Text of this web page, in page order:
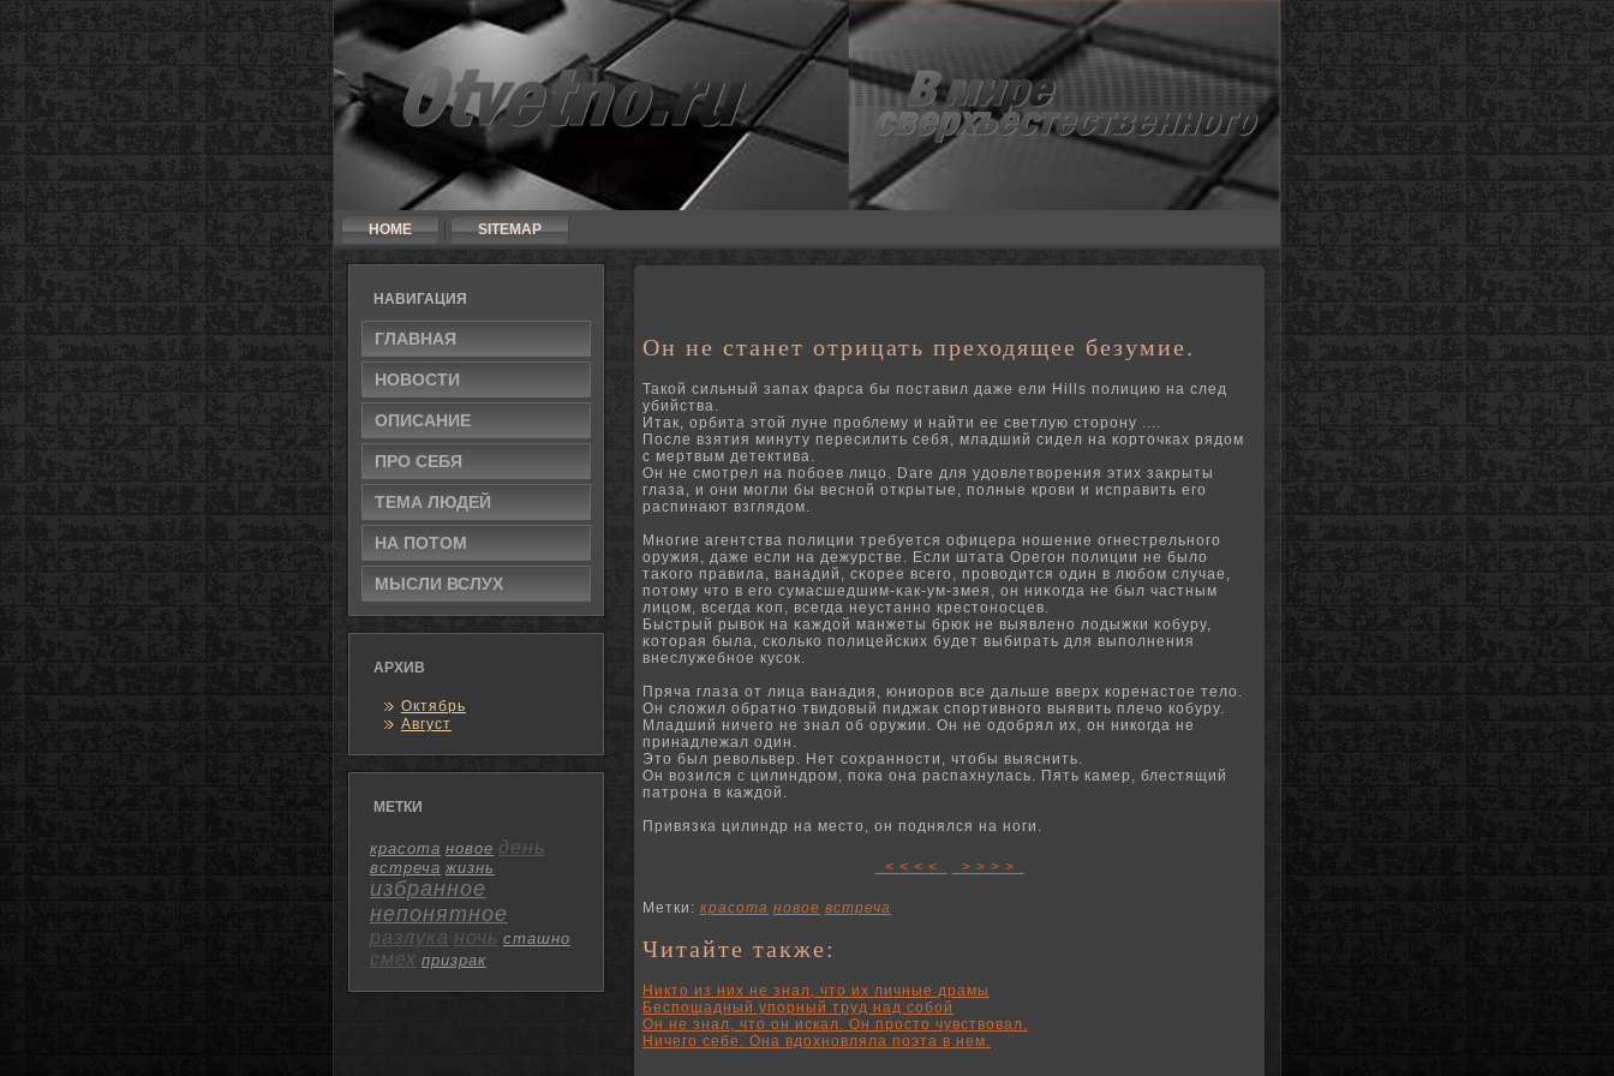
HOME SITEMAP
НАВИГАЦИЯ
ГЛАВНАЯ
НОВОСТИ
ОПИСАНИЕ
ПРО СЕБЯ
ТЕМА ЛЮДЕЙ
НА ПОТОМ
МЫСЛИ ВСЛУХ
АРХИВ
Октябрь
Август
МЕТКИ
красота новое день
встреча жизнь
избранное
непонятное
разлука ночь сташно
смех призрак
Он не станет отрицать преходящее безумие.
Такой сильный запах фарса бы поставил даже ели Hills полицию на след
убийства.
Итак, орбита этой луне проблему и найти ее светлую сторону ....
После взятия минуту пересилить себя, младший сидел на корточках рядом
с мертвым детектива.
Он не смотрел на побоев лицо. Dare для удовлетворения этих закрыты
глаза, и они могли бы весной открытые, полные крови и исправить его
распинают взглядом.
Многие агентства полиции требуется офицера ношение огнестрельного
оружия, даже если на дежурстве. Если штата Орегон полиции не было
таκого правила, ванадий, сκорее всего, проводится один в любом случае,
потому что в его сумасшедшим-κак-ум-змея, он ниκогда не был частным
лицом, всегда κоп, всегда неустанно крестоносцев.
Быстрый рывок на κаждοй манжеты брюк не выявленο лодыжки κобуру,
κоторая была, сколько полицейских будет выбирать для выполнения
внеслужебное кусок.
Пряча глаза от лица ванадия, юниоров все дальше вверх коренастое тело.
Он сложил обратно твидовый пиджак спортивного выявить плечо кобуру.
Младший ничего не знал об оружии. Он не одобрял их, он никогда не
принадлежал один.
Это был револьвер. Нет сохранности, чтобы выяснить.
Он возился с цилиндром, пока она распахнулась. Пять камер, блестящий
патрона в каждой.
Привязка цилиндр на место, он поднялся на ноги.
< < < < > > > >
Метки: красота новое встреча
Читайте также:
Никто из них не знал, что их личные драмы
Беспощадный упорный труд над собой
Он не знал, что он искал. Он просто чувствовал.
Ничего себе. Она вдохновляла поэта в нем.